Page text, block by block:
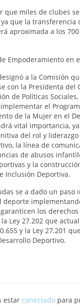
que miles de clubes
que la transferencia
aproximada a los
a la Comisión
con la Presidenta del
de Políticas
el
de la Mujer en el
vital importancia,
del rol y
la línea de
de abusos
y la
Inclusión Deportiva.
se a dado un paso
deporte
los
Ley 27.202 que
y la Ley 27.201
Deportivo.
estar conectado para